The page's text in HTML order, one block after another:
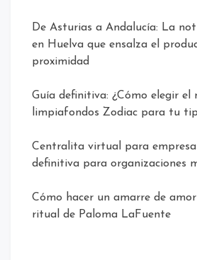
De Asturias a Andalucía: La
en Huelva que ensalza el
proximidad
Guía definitiva: ¿Cómo elegir el
limpiafondos Zodiac para tu
Centralita virtual para
definitiva para organizaciones
Cómo hacer un amarre de
ritual de Paloma LaFuente